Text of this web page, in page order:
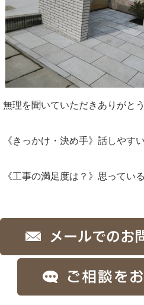
無理を聞いていただきありがと
《きっかけ・決め手》話しやす
《工事の満足度は？》思ってい
担当：